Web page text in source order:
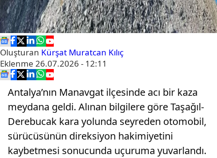
Oluşturan Kürşat Muratcan Kılıç
Eklenme 26.07.2026 - 12:11
Antalya’nın Manavgat ilçesinde acı bir kaza
meydana geldi. Alınan bilgilere göre Taşağıl-
Derebucak kara yolunda seyreden otomobil,
sürücüsünün direksiyon hakimiyetini
kaybetmesi sonucunda uçuruma yuvarlandı.